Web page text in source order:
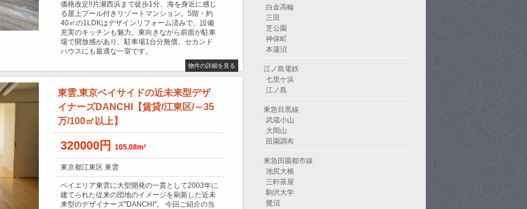
価格改定!!片瀬西浜まで徒歩1分、海を身近に感じ
る屋上プール付きリゾートマンション。5階・約
40㎡の1LDKはデザインリフォーム済みで、設備
充実のキッチンも魅力。東向きながら前面が駐車
場で開放感があり、駐車場1台分無償。セカンド
ハウスにも最適な一室です。
物件の詳細を見る
東雲,東京ベイサイドの近未来型デザ
イナーズDANCHI【賃貸/江東区/～35
万/100㎡以上】
320000円 105.08m²
東京都江東区 東雲
ベイエリア東雲に大型開発の一貫として2003年に
建てられた従来の団地のイメージを刷新した近未
来型のデザイナーズ"DANCHI"。 今回ご紹介の当
白金高輪
三田
芝公園
神保町
本蓮沼
江ノ島電鉄
七里ケ浜
江ノ島
東急目黒線
武蔵小山
大岡山
田園調布
東急田園都市線
池尻大橋
三軒茶屋
駒沢大学
鷺沼